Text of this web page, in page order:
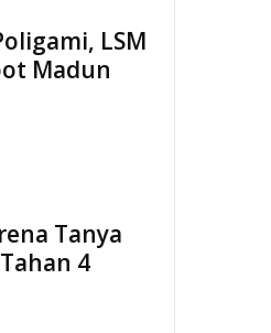
LSM
Madun
Tanya
4